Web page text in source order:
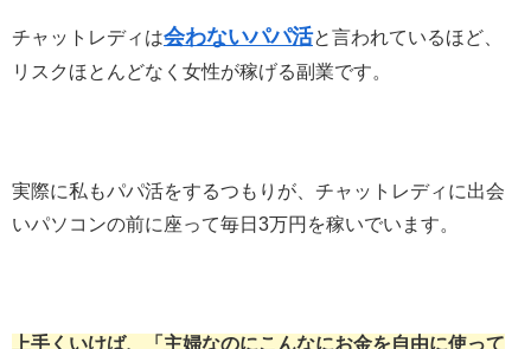
チャットレディは会わないパパ活と言われているほど、
リスクほとんどなく女性が稼げる副業です。
実際に私もパパ活をするつもりが、チャットレディに出会
いパソコンの前に座って毎日3万円を稼いでいます。
上手くいけば、「主婦なのにこんなにお金を自由に使って